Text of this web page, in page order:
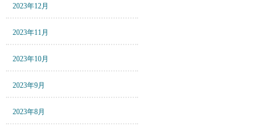
2023年12月
2023年11月
2023年10月
2023年9月
2023年8月